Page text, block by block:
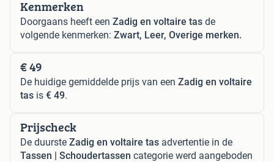
Kenmerken
Doorgaans heeft een Zadig en voltaire tas de
volgende kenmerken: Zwart, Leer, Overige merken.
€ 49
De huidige gemiddelde prijs van een Zadig en voltaire
tas is € 49.
Prijscheck
De duurste Zadig en voltaire tas advertentie in de
Tassen | Schoudertassen categorie werd aangeboden